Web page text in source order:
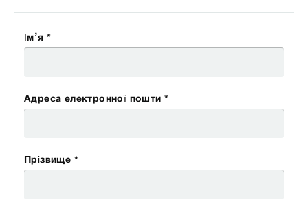
Ім’я *
Адреса електронної пошти *
Прізвище *